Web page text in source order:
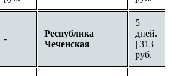
-
Республика
Чеченская
5
дней.
| 313
руб.